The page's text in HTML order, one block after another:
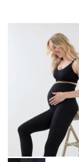
Sun Hats &
Tops & T-
Sunglasses
Men's
All
Accessories
Bags &
Footwear
Hats
Linen
Loafers
Polo Shirts
Sandals &
Shirts
Shorts